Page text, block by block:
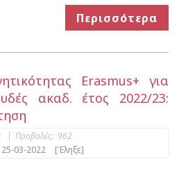
Περισσότερα
Erasmus+ για
ακαδ. έτος 2022/23:
| Προβολές: 962
25-03-2022 [Έληξε]